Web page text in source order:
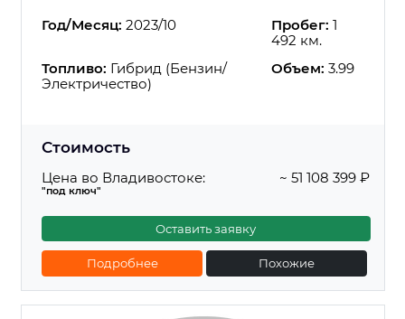
Год/Месяц: 2023/10 Пробег: 1
492 км.
Топливо: Гибрид (Бензин/
Электричество)
Объем: 3.99
Стоимость
Цена во Владивостоке:
"под ключ"
~ 51 108 399 ₽
Оставить заявку
Подробнее Похожие